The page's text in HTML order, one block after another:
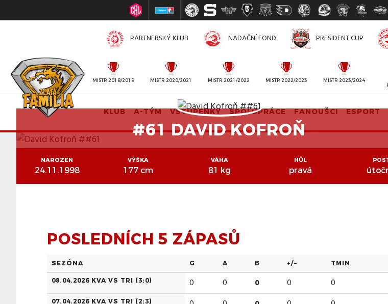
PARTNERSKÝ KLUB NADAČNÍ FOND PRESIDENT CUP
MISTR 2010/2011 MISTR 2018/2019 MISTR 2020/2021 MISTR 2021/2022 MISTR 2022/2023 MISTR 2023/2024
KLUB A-TÝM VSTUPENKY SPOLUPRÁCE FANOUŠCI ESPORT
#61 DAVID KOFROŇ
NAROZEN
24.11.1998
VÝŠKA
177 cm
VÁHA
81 kg
HŮL
pravá
POSLEDNÍCH 5 ZÁPASŮ
SEZÓNA G A B +/− TMIN
08.04.2026 KVA VS TRI (3:0) 0 0 0 0 0
07.04.2026 KVA VS TRI (2:3)